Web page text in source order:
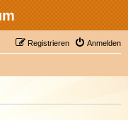
Anmelden
Registrieren